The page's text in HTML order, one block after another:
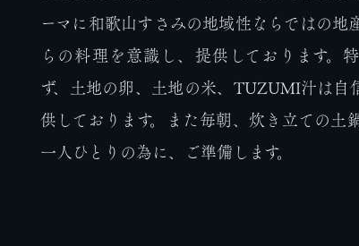
ーマに和歌山すさみの地域性ならではの地
らの料理を意識し、提供しております。
ず、土地の卵、土地の米、TUZUMI汁は自
供しております。また毎朝、炊き立ての土
一人ひとりの為に、ご準備します。